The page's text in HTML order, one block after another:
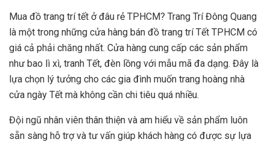
Mua đồ trang trí tết ở đâu rẻ TPHCM? Trang Trí Đông Quang
là một trong những cửa hàng bán đồ trang trí Tết TPHCM có
giá cả phải chăng nhất. Cửa hàng cung cấp các sản phẩm
như bao lì xì, tranh Tết, đèn lồng với mẫu mã đa dạng. Đây là
lựa chọn lý tưởng cho các gia đình muốn trang hoàng nhà
cửa ngày Tết mà không cần chi tiêu quá nhiều.
Đội ngũ nhân viên thân thiện và am hiểu về sản phẩm luôn
sẵn sàng hỗ trợ và tư vấn giúp khách hàng có được sự lựa